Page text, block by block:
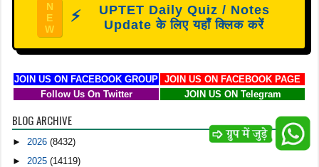
N
E
W
⚡
UPTET Daily Quiz / Notes
Update के लिए यहाँ क्लिक करें
JOIN US ON FACEBOOK GROUP
JOIN US ON FACEBOOK PAGE
Follow Us On Twitter
JOIN US ON Telegram
BLOG ARCHIVE
►2026(8432)
► 2025(14119)